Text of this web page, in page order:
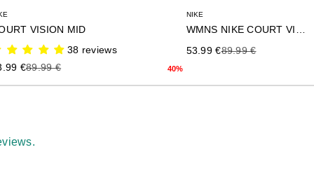
VISION MID
38 reviews
de oferta
€Precio anterior
89.99 € 40%
NIKE
Precio de oferta
53.99 €Precio anterior
89.99 €